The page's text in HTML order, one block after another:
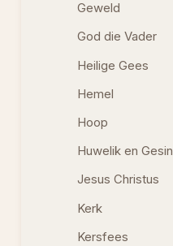
Geweld
God die Vader
Heilige Gees
Hemel
Hoop
Huwelik en Gesin
Jesus Christus
Kerk
Kersfees